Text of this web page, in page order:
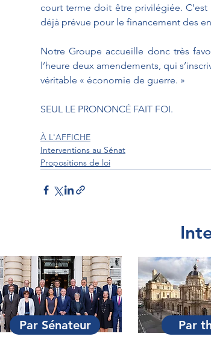
court terme doit être privilégiée.
déjà prévue pour le financement des
Notre Groupe accueille donc très
l’heure deux amendements, qui
véritable « économie de guerre. »
SEUL LE PRONONCÉ FAIT FOI.
À L'AFFICHE
Interventions au Sénat
Propositions de loi
Par Sénateur Par